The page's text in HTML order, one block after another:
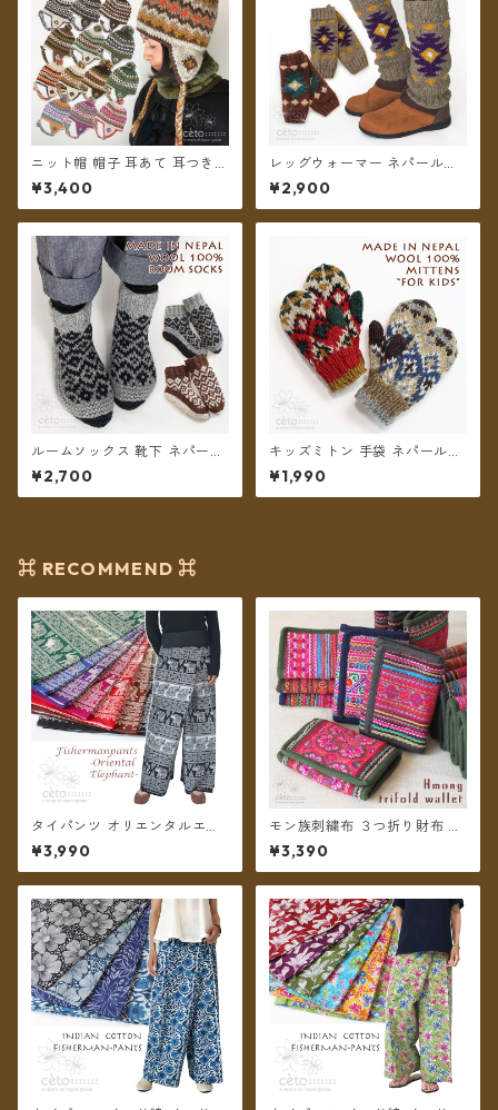
ニット帽 帽子 耳あて 耳つき
ボンボン ネパールウール フリ
ース裏地付き レディース ユニ
セックス【メール便送料無
¥3,400
レッグウォーマー ネパールウ
ール フリース裏地付き オルテ
ガ柄 2カラー【メール便送料無
料】
¥2,900
ルームソックス 靴下 ネパール
ウール フリース裏地付き 22〜
25cm 2カラー【メール便送料
無料】
¥2,700
キッズミトン 手袋 ネパールウ
ール コットン裏地付き 2カラ
ー 【メール便送料無料】
¥1,990
⌘ RECOMMEND ⌘
タイパンツ オリエンタルエレ
ファント 7カラー A リゾパン
ロング丈【メール便送料無
料】
¥3,990
モン族刺繍布 ３つ折り財布 ＊
メール便送料無料＊
¥3,390